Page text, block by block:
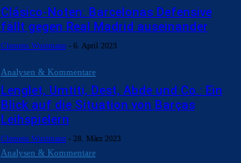
Clásico-Noten: Barcelonas Defensive
fällt gegen Real Madrid auseinander
Clemens Wustmann - 6. April 2023
Analysen & Kommentare
Lenglet, Umtiti, Dest, Abde und Co.: Ein
Blick auf die Situation von Barças
Leihspielern
Clemens Wustmann - 28. März 2023
Analysen & Kommentare